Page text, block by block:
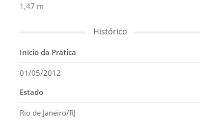
1,47 m
Histórico
Início da Prática
01/05/2012
Estado
Rio de Janeiro/RJ